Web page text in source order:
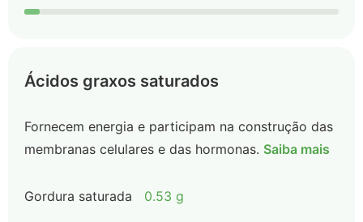
Ácidos graxos saturados
Fornecem energia e participam na construção das
membranas celulares e das hormonas. Saiba mais
Gordura saturada 0.53 g